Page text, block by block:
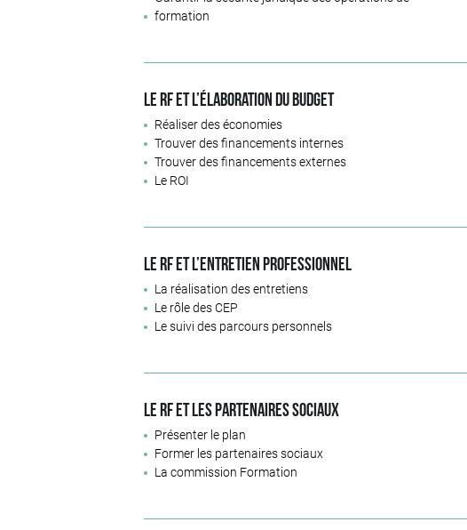
formation
Le RF et l’élaboration du budget
Réaliser des économies
Trouver des financements internes
Trouver des financements externes
Le ROI
Le RF et l’entretien professionnel
La réalisation des entretiens
Le rôle des CEP
Le suivi des parcours personnels
Le RF et les partenaires sociaux
Présenter le plan
Former les partenaires sociaux
La commission Formation